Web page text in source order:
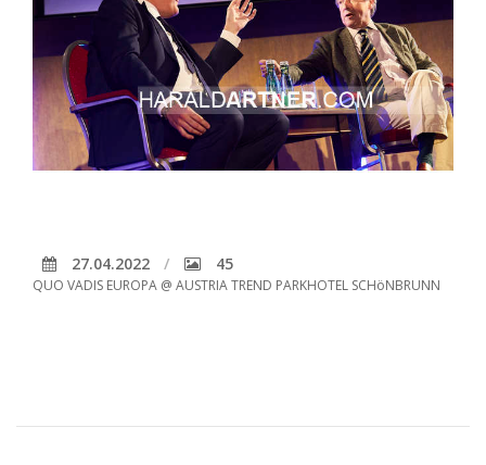
27.04.2022 45
QUO VADIS EUROPA @ AUSTRIA TREND PARKHOTEL SCHöNBRUNN